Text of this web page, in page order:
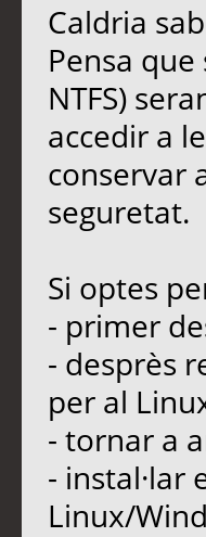
Caldria
Pensa
NTFS)
accedir a
conservar
seguretat.
Si optes
- primer
- desprès
per al
- tornar a
- instal·lar
Linux/